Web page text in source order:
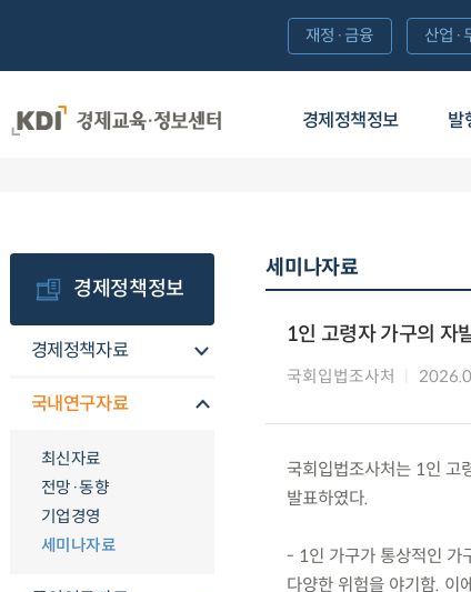
경제정책정보 발
재정·금융 산업·
경제정책정보
경제정책자료
국내연구자료
최신자료
전망·동향
기업경영
세미나자료
세미나자료
1인 고령자 가구의 자
국회입법조사처
국회입법조사처는 1인 고
발표하였다.
- 1인 가구가 통상적인 가
다양한 위험을 야기함. 이